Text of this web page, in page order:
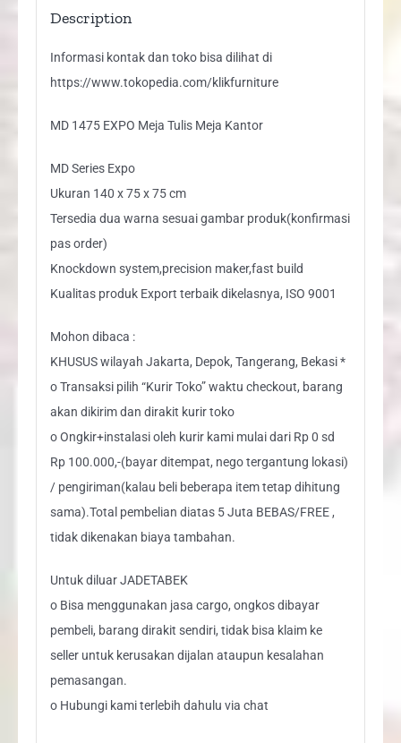
Description
Informasi kontak dan toko bisa dilihat di
https://www.tokopedia.com/klikfurniture
MD 1475 EXPO Meja Tulis Meja Kantor
MD Series Expo
Ukuran 140 x 75 x 75 cm
Tersedia dua warna sesuai gambar produk(konfirmasi
pas order)
Knockdown system,precision maker,fast build
Kualitas produk Export terbaik dikelasnya, ISO 9001
Mohon dibaca :
KHUSUS wilayah Jakarta, Depok, Tangerang, Bekasi *
o Transaksi pilih “Kurir Toko” waktu checkout, barang
akan dikirim dan dirakit kurir toko
o Ongkir+instalasi oleh kurir kami mulai dari Rp 0 sd
Rp 100.000,-(bayar ditempat, nego tergantung lokasi)
/ pengiriman(kalau beli beberapa item tetap dihitung
sama).Total pembelian diatas 5 Juta BEBAS/FREE ,
tidak dikenakan biaya tambahan.
Untuk diluar JADETABEK
o Bisa menggunakan jasa cargo, ongkos dibayar
pembeli, barang dirakit sendiri, tidak bisa klaim ke
seller untuk kerusakan dijalan ataupun kesalahan
pemasangan.
o Hubungi kami terlebih dahulu via chat